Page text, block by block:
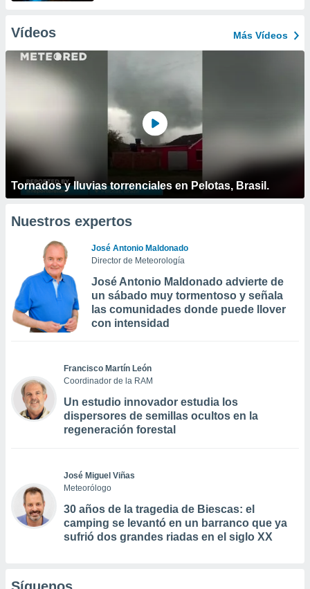
Vídeos Más Vídeos
Tornados y lluvias torrenciales en Pelotas, Brasil.
Nuestros expertos
José Antonio Maldonado
Director de Meteorología
José Antonio Maldonado advierte de
un sábado muy tormentoso y señala
las comunidades donde puede llover
con intensidad
Francisco Martín León
Coordinador de la RAM
Un estudio innovador estudia los
dispersores de semillas ocultos en la
regeneración forestal
José Miguel Viñas
Meteorólogo
30 años de la tragedia de Biescas: el
camping se levantó en un barranco que ya
sufrió dos grandes riadas en el siglo XX